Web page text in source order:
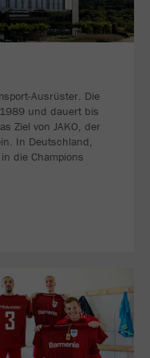
Ausrüster. Die
und dauert bis
Ziel von JAKO, der
In Deutschland,
die Champions